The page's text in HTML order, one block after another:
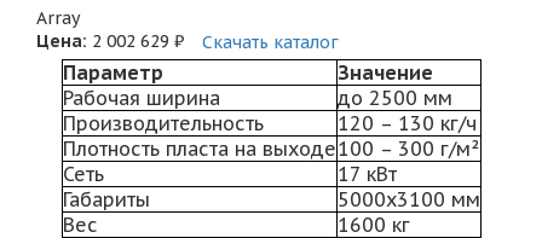
Array
Цена: 2 002 629 ₽ Скачать каталог
Параметр
Значение
Рабочая ширина
до 2500 мм
Производительность
120 – 130 кг/ч
Плотность пласта на выходе100 – 300 г/м²
Сеть
17 кВт
Габариты
5000x3100 мм
Вес
1600 кг